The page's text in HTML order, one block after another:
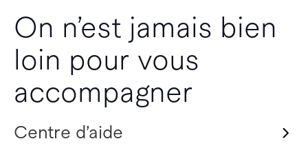
On n’est jamais bien
loin pour vous
accompagner
Centre d’aide